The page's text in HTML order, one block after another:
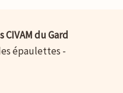
du Gard
épaulettes -